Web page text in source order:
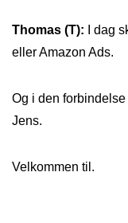
Thomas (T): I dag
eller Amazon Ads.
Og i den
Jens.
Velkommen til.